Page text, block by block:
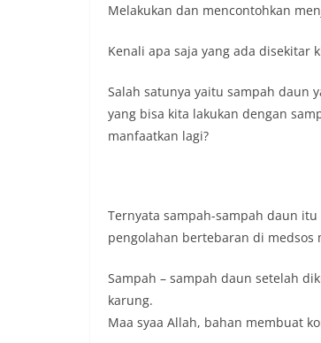
Melakukan dan mencontohkan
Kenali apa saja yang ada disekitar
Salah satunya yaitu sampah daun
yang bisa kita lakukan dengan
manfaatkan lagi?
Ternyata sampah-sampah daun
pengolahan bertebaran di medsos
Sampah – sampah daun setelah
karung.
Maa syaa Allah, bahan membuat